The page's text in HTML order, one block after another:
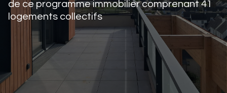
de ce programme immobilier comprenant 41
logements collectifs